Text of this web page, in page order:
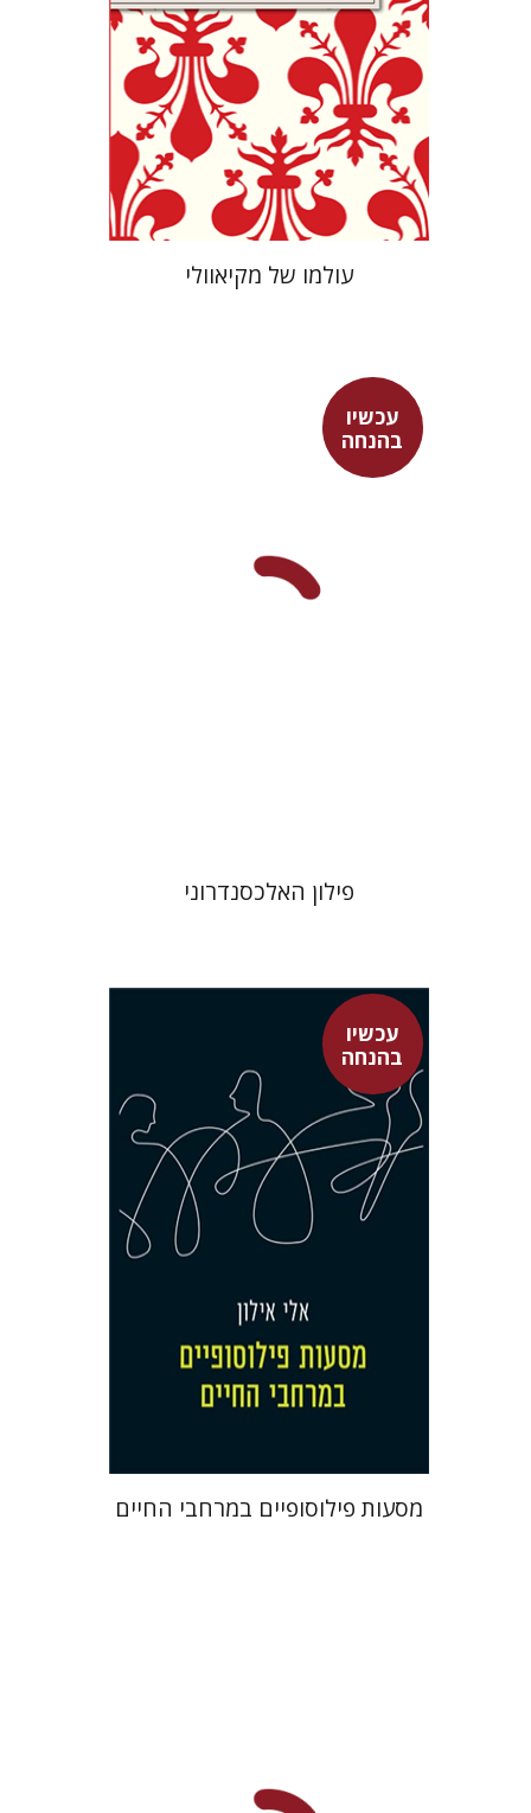
עכשיו בהנחה
$35
$26
עולמו של מקיאוולי
עכשיו
בהנחהמארן ר' ניהוף
רון אגמון
פילון האלכסנדרוני
עכשיו
בהנחה
אלי אילון
עכשיו בהנחה
$35
$26
מסעות פילוסופיים במרחבי החיים